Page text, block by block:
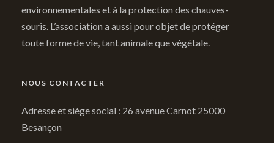
environnementales et à la protection des chauves-
souris. L’association a aussi pour objet de protéger
toute forme de vie, tant animale que végétale.
NOUS CONTACTER
Adresse et siège social : 26 avenue Carnot 25000
Besançon